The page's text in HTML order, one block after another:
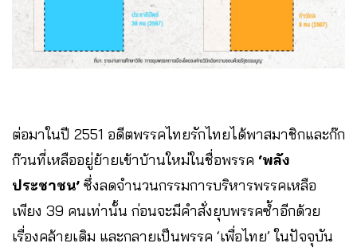
ต่อมาในปี 2551 อดีตพรรคไทยรักไทยได้พาสมาชิกและก๊ก
ก๊วนที่เหลืออยู่ย้ายเข้าบ้านใหม่ในชื่อพรรค ‘พลัง
ประชาชน’ ซึ่งลดจำนวนกรรมการบริหารพรรคเหลือ
เพียง 39 คนเท่านั้น ก่อนจะมีคำสั่งยุบพรรคซ้ำอีกด้วย
เรื่องคล้ายเดิม และกลายเป็นพรรค ‘เพื่อไทย’ ในปัจจุบัน